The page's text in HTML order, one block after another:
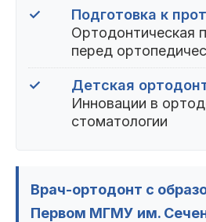
✓
Подготовка к
Ортодонтическая
перед
✓
Детская
Инновации в
стоматологии
Врач-ортодонт с
Первом МГМУ им.